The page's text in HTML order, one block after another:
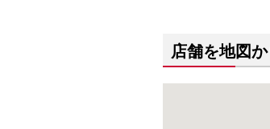
店舗を地図